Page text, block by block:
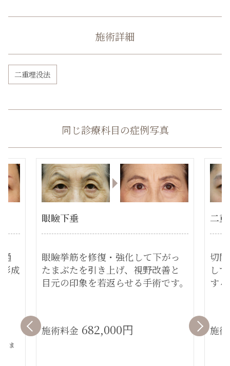
施術詳細
二重埋没法
同じ診療科目の症例写真
成
ま
眼瞼下垂
眼瞼挙筋を修復・強化して下がっ
たまぶたを引き上げ、視野改善と
目元の印象を若返らせる手術です。
施術料金 682,000円
二
切
し
す
施